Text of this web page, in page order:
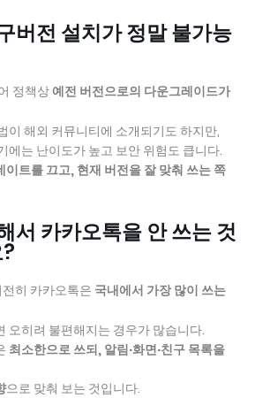
버전 설치가 정말 불가능
정책상 예전 버전으로의 다운그레이드가
이 해외 커뮤니티에 소개되기도 하지만,
에는 난이도가 높고 보안 위험도 큽니다.
이트를 끄고, 현재 버전을 잘 맞춰 쓰는 쪽
서 카카오톡을 안 쓰는 것
히 카카오톡은 국내에서 가장 많이 쓰는
오히려 불편해지는 경우가 많습니다.
최소한으로 쓰되, 알림·화면·친구 목록을
으로 맞춰 보는 것입니다.